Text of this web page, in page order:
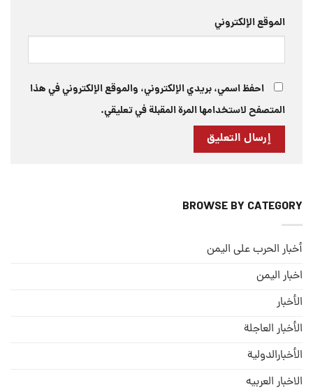
الموقع الإلكتروني
احفظ اسمي، بريدي الإلكتروني، والموقع الإلكتروني في هذا
المتصفح لاستخدامها المرة المقبلة في تعليقي.
BROWSE BY CATEGORY
أخبار الحرب على اليمن
اخبار اليمن
الأخبار
الأخبار العاجلة
الأخبارالدولية
الاخبار العربيه